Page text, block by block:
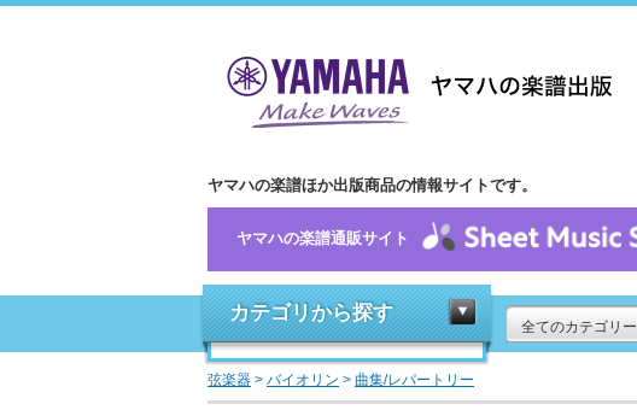
ヤマハの楽譜ほか出版商品の情報サイトです。
ヤマハの楽譜通販サイト
カテゴリから探す
全てのカテゴリー
弦楽器 > バイオリン > 曲集/レパートリー